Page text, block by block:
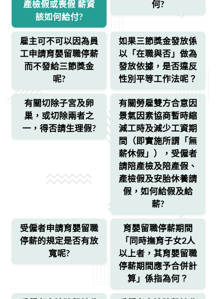
產檢假或喪假 薪資
該如何給付?
何?
雇主可不可以因為員
工申請育嬰留職停薪
而不發給三節獎金
呢?
如果三節獎金發放係
以「在職與否」做為
發放依據，是否違反
性別平等工作法呢？
有關切除子宮及卵
巢，或切除兩者之
一，得否請生理假?
有關勞雇雙方合意因
景氣因素協商暫時縮
減工時及減少工資期
間（即實施所謂「無
薪休假」），受僱者
請陪產檢及陪產假、
產檢假及安胎休養請
假，如何給假及給
薪?
受僱者申請育嬰留職
停薪的規定是否有放
寬呢?
育嬰留職停薪期間
「同時撫育子女2人
以上者，其育嬰留職
停薪期間應予合併計
算」係指為何？